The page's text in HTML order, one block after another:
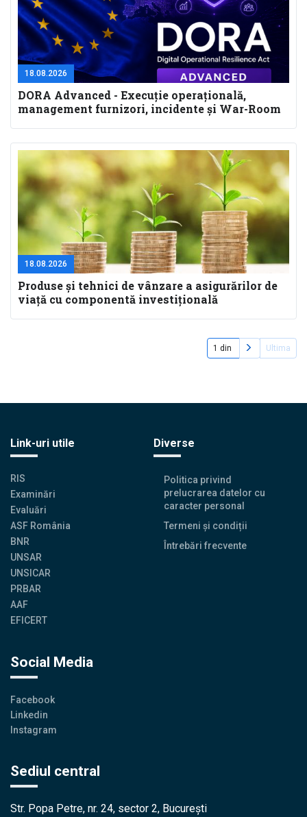
18.08.2026
DORA Advanced - Execuție operațională,
management furnizori, incidente și War-Room
18.08.2026
Produse și tehnici de vânzare a asigurărilor de
viață cu componentă investițională
1 din
Pagina
următoare
Ultima
pagină
Ultima
Link-uri utile
RIS
Examinări
Evaluări
ASF România
BNR
UNSAR
UNSICAR
PRBAR
AAF
EFICERT
Diverse
Politica privind
prelucrarea datelor cu
caracter personal
Termeni și condiții
Întrebări frecvente
Social Media
Facebook
Linkedin
Instagram
Sediul central
Str. Popa Petre, nr. 24, sector 2, București